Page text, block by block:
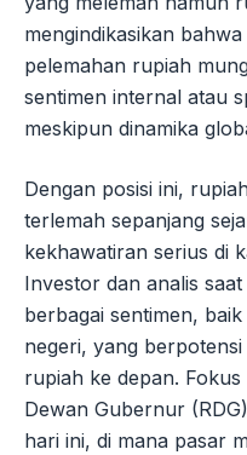
mengindikasikan
pelemahan rupiah
sentimen internal atau
meskipun dinamika
Dengan posisi ini,
terlemah sepanjang
kekhawatiran serius di
Investor dan analis
berbagai sentimen,
negeri, yang
rupiah ke depan.
Dewan Gubernur
hari ini, di mana pasar